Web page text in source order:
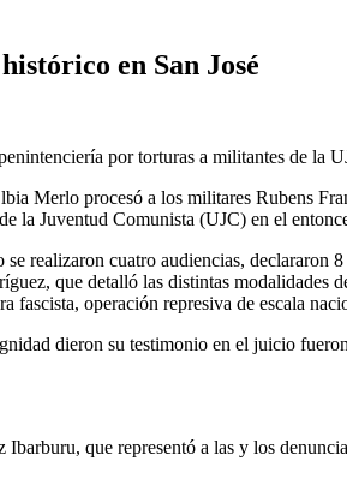
en San José
por torturas a militantes de la
Merlo procesó a los militares Rubens
la Juventud Comunista (UJC) en el
realizaron cuatro audiencias, declararon
que detalló las distintas
fascista, operación represiva de escala
dieron su testimonio en el juicio
que representó a las y los